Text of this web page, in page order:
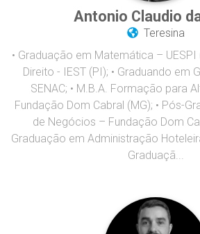
Antonio Claudio
Teresina
• Graduação em Matemática – UESPI
Direito - IEST (PI); • Graduando em
SENAC; • M.B.A. Formação para
Fundação Dom Cabral (MG); • Pós-
de Negócios – Fundação Dom
Graduação em Administração
Graduaçã...